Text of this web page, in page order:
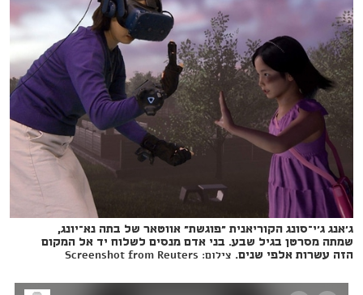
ג'אנג ג'י־סונג הקוריאנית "פוגשת" אווטאר של בתה נא־יונג,
שמתה מסרטן בגיל שבע. בני אדם מנסים לשלוח יד אל המקום
הזה עשרות אלפי שנים. צילום: Screenshot from Reuters